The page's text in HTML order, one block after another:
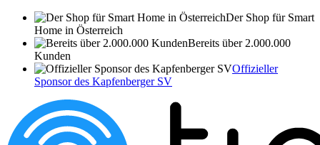
Der Shop für Smart
Home in Österreich
Bereits über 2.000.000
Kunden
Offizieller
Sponsor des Kapfenberger SV